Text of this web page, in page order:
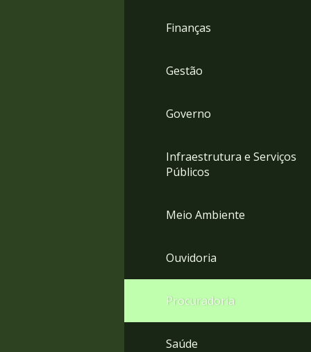
Finanças
Gestão
Governo
Infraestrutura e Serviços
Públicos
Meio Ambiente
Ouvidoria
Procuradoria
Saúde